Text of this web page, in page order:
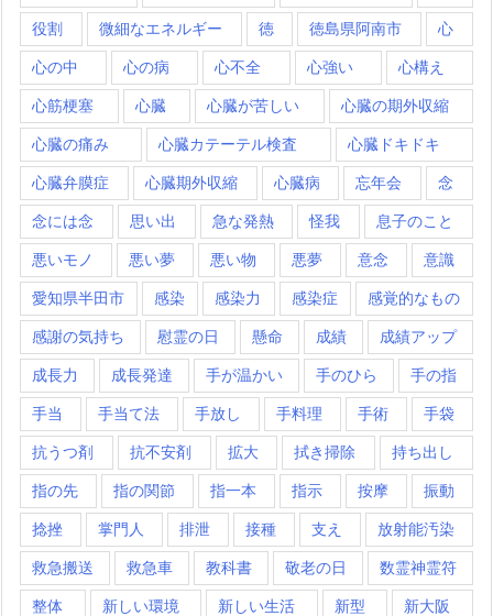
役割 微細なエネルギー 徳 徳島県阿南市 心
心の中 心の病 心不全 心強い 心構え
心筋梗塞 心臓 心臓が苦しい 心臓の期外収縮
心臓の痛み 心臓カテーテル検査 心臓ドキドキ
心臓弁膜症 心臓期外収縮 心臓病 忘年会 念
念には念 思い出 急な発熱 怪我 息子のこと
悪いモノ 悪い夢 悪い物 悪夢 意念 意識
愛知県半田市 感染 感染力 感染症 感覚的なもの
感謝の気持ち 慰霊の日 懸命 成績 成績アップ
成長力 成長発達 手が温かい 手のひら 手の指
手当 手当て法 手放し 手料理 手術 手袋
抗うつ剤 抗不安剤 拡大 拭き掃除 持ち出し
指の先 指の関節 指一本 指示 按摩 振動
捻挫 掌門人 排泄 接種 支え 放射能汚染
救急搬送 救急車 教科書 敬老の日 数霊神霊符
整体 新しい環境 新しい生活 新型 新大阪